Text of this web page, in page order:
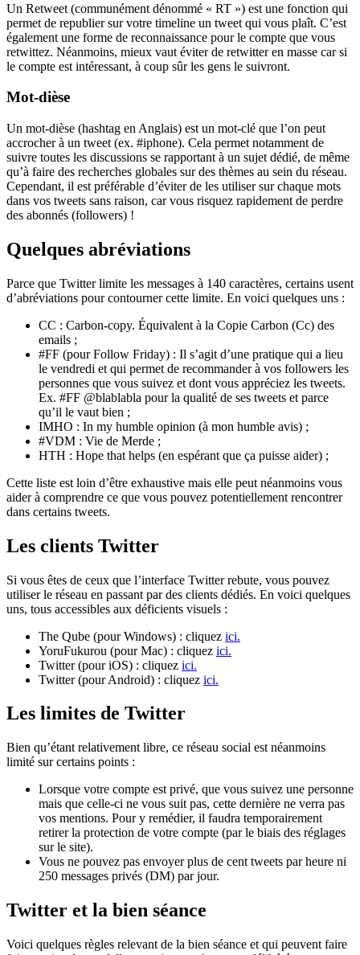
Un Retweet (communément dénommé « RT ») est une fonction qui
permet de republier sur votre timeline un tweet qui vous plaît. C’est
également une forme de reconnaissance pour le compte que vous
retwittez. Néanmoins, mieux vaut éviter de retwitter en masse car si
le compte est intéressant, à coup sûr les gens le suivront.
Mot-dièse
Un mot-dièse (hashtag en Anglais) est un mot-clé que l’on peut
accrocher à un tweet (ex. #iphone). Cela permet notamment de
suivre toutes les discussions se rapportant à un sujet dédié, de même
qu’à faire des recherches globales sur des thèmes au sein du réseau.
Cependant, il est préférable d’éviter de les utiliser sur chaque mots
dans vos tweets sans raison, car vous risquez rapidement de perdre
des abonnés (followers) !
Quelques abréviations
Parce que Twitter limite les messages à 140 caractères, certains usent
d’abréviations pour contourner cette limite. En voici quelques uns :
CC : Carbon-copy. Équivalent à la Copie Carbon (Cc) des
emails ;
#FF (pour Follow Friday) : Il s’agit d’une pratique qui a lieu
le vendredi et qui permet de recommander à vos followers les
personnes que vous suivez et dont vous appréciez les tweets.
Ex. #FF @blablabla pour la qualité de ses tweets et parce
qu’il le vaut bien ;
IMHO : In my humble opinion (à mon humble avis) ;
#VDM : Vie de Merde ;
HTH : Hope that helps (en espérant que ça puisse aider) ;
Cette liste est loin d’être exhaustive mais elle peut néanmoins vous
aider à comprendre ce que vous pouvez potentiellement rencontrer
dans certains tweets.
Les clients Twitter
Si vous êtes de ceux que l’interface Twitter rebute, vous pouvez
utiliser le réseau en passant par des clients dédiés. En voici quelques
uns, tous accessibles aux déficients visuels :
The Qube (pour Windows) : cliquez ici.
YoruFukurou (pour Mac) : cliquez ici.
Twitter (pour iOS) : cliquez ici.
Twitter (pour Android) : cliquez ici.
Les limites de Twitter
Bien qu’étant relativement libre, ce réseau social est néanmoins
limité sur certains points :
Lorsque votre compte est privé, que vous suivez une personne
mais que celle-ci ne vous suit pas, cette dernière ne verra pas
vos mentions. Pour y remédier, il faudra temporairement
retirer la protection de votre compte (par le biais des réglages
sur le site).
Vous ne pouvez pas envoyer plus de cent tweets par heure ni
250 messages privés (DM) par jour.
Twitter et la bien séance
Voici quelques règles relevant de la bien séance et qui peuvent faire